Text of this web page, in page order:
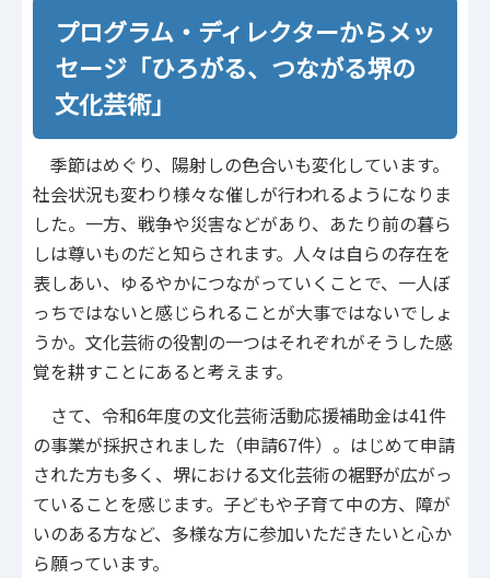
プログラム・ディレクターからメッ
セージ「ひろがる、つながる堺の
文化芸術」
季節はめぐり、陽射しの色合いも変化しています。
社会状況も変わり様々な催しが行われるようになりま
した。一方、戦争や災害などがあり、あたり前の暮ら
しは尊いものだと知らされます。人々は自らの存在を
表しあい、ゆるやかにつながっていくことで、一人ぼ
っちではないと感じられることが大事ではないでしょ
うか。文化芸術の役割の一つはそれぞれがそうした感
覚を耕すことにあると考えます。
さて、令和6年度の文化芸術活動応援補助金は41件
の事業が採択されました（申請67件）。はじめて申請
された方も多く、堺における文化芸術の裾野が広がっ
ていることを感じます。子どもや子育て中の方、障が
いのある方など、多様な方に参加いただきたいと心か
ら願っています。